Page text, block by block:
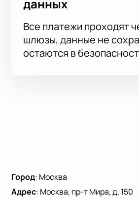
данных
Все платежи проходят
шлюзы, данные не
остаются в
Город: Москва
Адрес: Москва, пр-т Мира, д. 150